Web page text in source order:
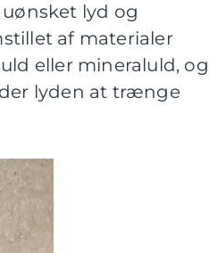
lyd og
af materialer
eller mineraluld, og
lyden at trænge